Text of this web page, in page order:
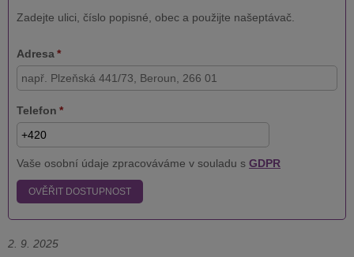
Zadejte ulici, číslo popisné, obec a použijte našeptávač.
Adresa *
Telefon *
Vaše osobní údaje zpracováváme v souladu s GDPR
OVĚŘIT DOSTUPNOST
2. 9. 2025